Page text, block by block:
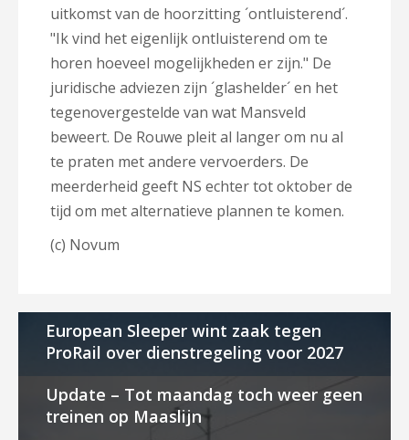
uitkomst van de hoorzitting ´ontluisterend´.
"Ik vind het eigenlijk ontluisterend om te
horen hoeveel mogelijkheden er zijn." De
juridische adviezen zijn ´glashelder´ en het
tegenovergestelde van wat Mansveld
beweert. De Rouwe pleit al langer om nu al
te praten met andere vervoerders. De
meerderheid geeft NS echter tot oktober de
tijd om met alternatieve plannen te komen.
(c) Novum
European Sleeper wint zaak tegen
ProRail over dienstregeling voor 2027
Update – Tot maandag toch weer geen
treinen op Maaslijn